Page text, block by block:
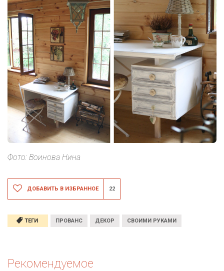
Фото: Воинова Нина
ДОБАВИТЬ В ИЗБРАННОЕ 22
ТЕГИ ПРОВАНС ДЕКОР СВОИМИ РУКАМИ
Рекомендуемое